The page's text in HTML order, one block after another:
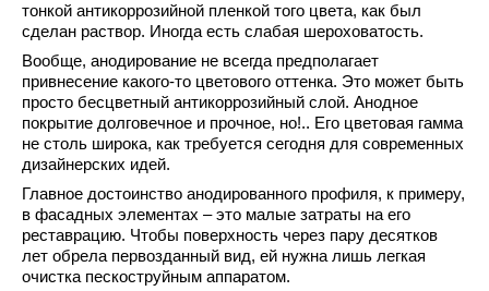
тонкой антикоррозийной пленкой того цвета, как был
сделан раствор. Иногда есть слабая шероховатость.
Вообще, анодирование не всегда предполагает
привнесение какого-то цветового оттенка. Это может быть
просто бесцветный антикоррозийный слой. Анодное
покрытие долговечное и прочное, но!.. Его цветовая гамма
не столь широка, как требуется сегодня для современных
дизайнерских идей.
Главное достоинство анодированного профиля, к примеру,
в фасадных элементах – это малые затраты на его
реставрацию. Чтобы поверхность через пару десятков
лет обрела первозданный вид, ей нужна лишь легкая
очистка пескоструйным аппаратом.